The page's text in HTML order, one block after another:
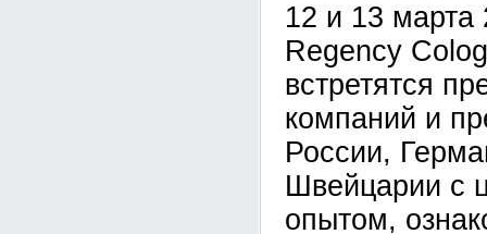
12 и 13 марта
Regency
встретятся
компаний и
России,
Швейцарии с
опытом,